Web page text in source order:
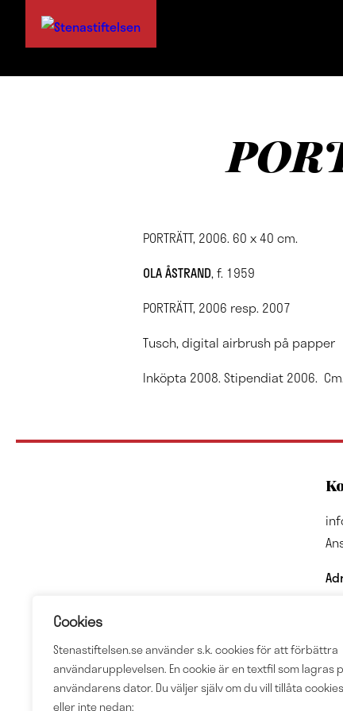
Cookies
Stenastiftelsen.se använder s.k. cookies för att förbättra
användarupplevelsen. En cookie är en textfil som lagras
användarens dator. Du väljer själv om du vill tillåta cookies
eller inte nedan:
PORTRÄTT, 2006. 60 x 40 cm.
OLA ÅSTRAND, f. 1959
PORTRÄTT, 2006 resp. 2007
Tusch, digital airbrush på papper
Inköpta 2008. Stipendiat 2006.